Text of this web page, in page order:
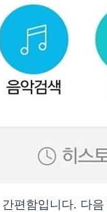
편함입니다. 다